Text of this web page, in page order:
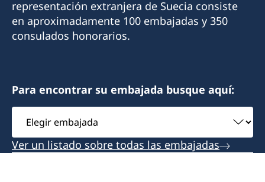
Oficina +52 998 848 8900
Emergencias. +52 998 845 1485 (24 hrs)
Con cita previa
sueciaguadalajara@gmail.com
Emergencias +52 81 1900 0543
Previa cita: norma.cerros@gmail.com
Emergencias +52 1 664 331 8480
jbarreto@grupocentura.com
representación extranjera de Suecia consiste
en aproximadamente 100 embajadas y 350
consulados honorarios.
Para encontrar su embajada busque aquí:
Elegir
embajada
Ver un listado sobre todas las embajadas